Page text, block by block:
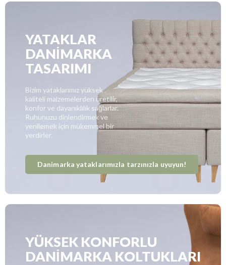
YATAKLAR
DANİMARKA
TASARIMI
Bizim yataklarımız yüksek
kaliteli malzemelerden üretilir,
konfor ve dayanıklılık sağlarlar.
Ruhunuzu dinlendirmek ve
yenilemek için mükemmel bir
yerdirler.
Danimarka yataklarımızla tarzınızla uyuyun!
YÜKSEK KONFORLU
DANİMARKA KOLTUKLARI